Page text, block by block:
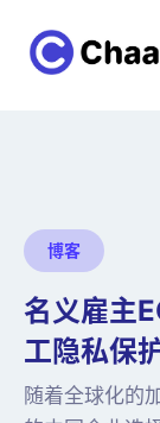
博客
名义雇主
工隐私保
随着全球化的